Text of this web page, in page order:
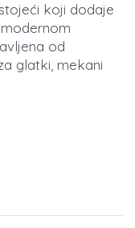
koji dodaje
od
glatki, mekani